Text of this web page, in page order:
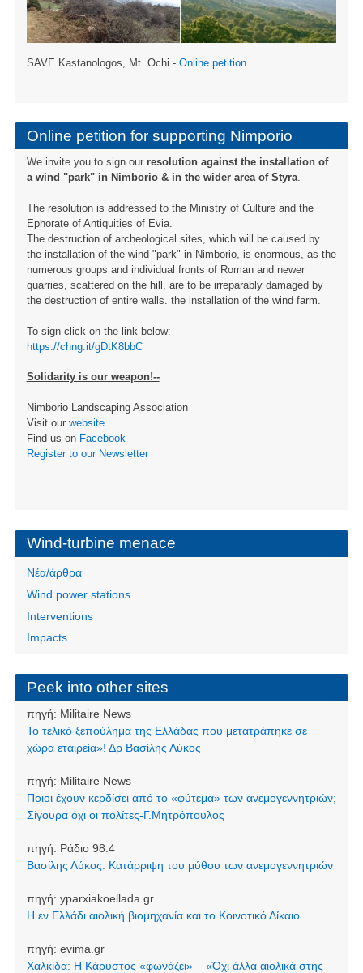
SAVE Kastanologos, Mt. Ochi - Online petition
Online petition for supporting Nimporio
We invite you to sign our resolution against the installation of
a wind "park" in Nimborio & in the wider area of ​​Styra.
The resolution is addressed to the Ministry of Culture and the
Ephorate of Antiquities of Evia.
The destruction of archeological sites, which will be caused by
the installation of the wind "park" in Nimborio, is enormous, as the
numerous groups and individual fronts of Roman and newer
quarries, scattered on the hill, are to be irreparably damaged by
the destruction of entire walls. the installation of the wind farm.
To sign click on the link below:
https://chng.it/gDtK8bbC
Solidarity is our weapon!--
Nimborio Landscaping Association
Visit our website
Find us on Facebook
Register to our Newsletter
Wind-turbine menace
Νέα/άρθρα
Wind power stations
Interventions
Impacts
Peek into other sites
πηγή: Militaire News
Το τελικό ξεπούλημα της Ελλάδας που μετατράπηκε σε
χώρα εταιρεία»! Δρ Βασίλης Λύκος
πηγή: Militaire News
Ποιοι έχουν κερδίσει από το «φύτεμα» των ανεμογεννητριών;
Σίγουρα όχι οι πολίτες-Γ.Μητρόπουλος
πηγή: Ράδιο 98.4
Βασίλης Λύκος: Κατάρριψη του μύθου των ανεμογεννητριών
πηγή: yparxiakoellada.gr
Η εν Ελλάδι αιολική βιομηχανία και το Κοινοτικό Δίκαιο
πηγή: evima.gr
Χαλκίδα: Η Κάρυστος «φωνάζει» – «Όχι άλλα αιολικά στης